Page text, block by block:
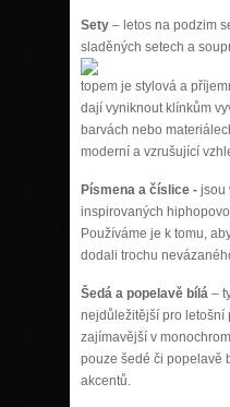
Sety – letos na podzim
sladěných setech a
topem je stylová a
dají vyniknout klínkům
barvách nebo
moderní a vzrušující
Písmena a číslice - jsou
inspirovaných
Používáme je k tomu,
dodali trochu
Šedá a popelavě bílá –
nejdůležitější pro letošní
zajímavější v
pouze šedé či popelavě
akcentů.